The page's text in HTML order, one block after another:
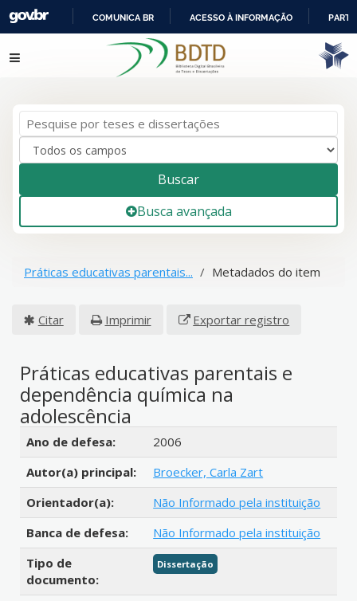
IR
PARA
COMUNICA BR ACESSO À INFORMAÇÃO
Pular para o conteúdo
Buscar
Busca avançada
Práticas educativas parentais... Metadados do item
Citar Imprimir Exportar registro
Práticas educativas parentais e
dependência química na
adolescência
Detalhes bibliográficos
Ano de defesa:
2006
Autor(a) principal:
Broecker, Carla Zart
Orientador(a):
Não Informado pela instituição
Banca de defesa:
Não Informado pela instituição
Tipo de
documento:
Dissertação